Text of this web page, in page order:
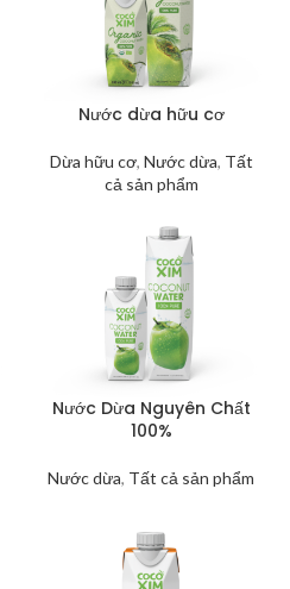
Nước dừa hữu cơ
Dừa hữu cơ, Nước dừa, Tất
cả sản phẩm
Nước Dừa Nguyên Chất
100%
Nước dừa, Tất cả sản phẩm